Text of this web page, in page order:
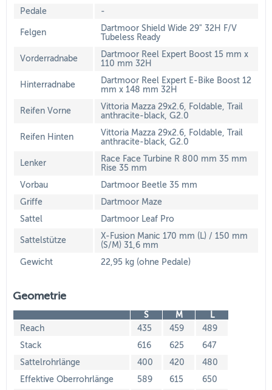
Pedale
-
Felgen
Dartmoor Shield Wide 29" 32H F/V
Tubeless Ready
Vorderradnabe
Dartmoor Reel Expert Boost 15 mm x
110 mm 32H
Hinterradnabe
Dartmoor Reel Expert E-Bike Boost 12
mm x 148 mm 32H
Reifen Vorne
Vittoria Mazza 29x2.6, Foldable, Trail
anthracite-black, G2.0
Reifen Hinten
Vittoria Mazza 29x2.6, Foldable, Trail
anthracite-black, G2.0
Lenker
Race Face Turbine R 800 mm 35 mm
Rise 35 mm
Vorbau
Dartmoor Beetle 35 mm
Griffe
Dartmoor Maze
Sattel
Dartmoor Leaf Pro
Sattelstütze
X-Fusion Manic 170 mm (L) / 150 mm
(S/M) 31,6 mm
Gewicht
22,95 kg (ohne Pedale)
Geometrie
S M
L
Reach
435 459
489
Stack
616 625
647
Sattelrohrlänge
400 420
480
Effektive Oberrohrlänge
589 615
650